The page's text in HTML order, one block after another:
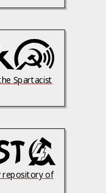
Spartacist
repository of